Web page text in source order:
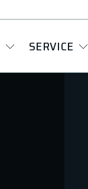
SERVICE